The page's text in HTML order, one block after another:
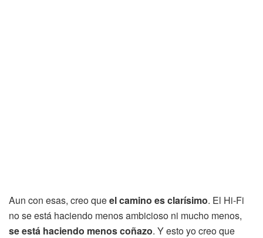
Aun con esas, creo queel camino es clarísimo. El Hi-Fi
no se está haciendo menos ambicioso ni mucho menos,
se está haciendo menos coñazo. Y esto yo creo que